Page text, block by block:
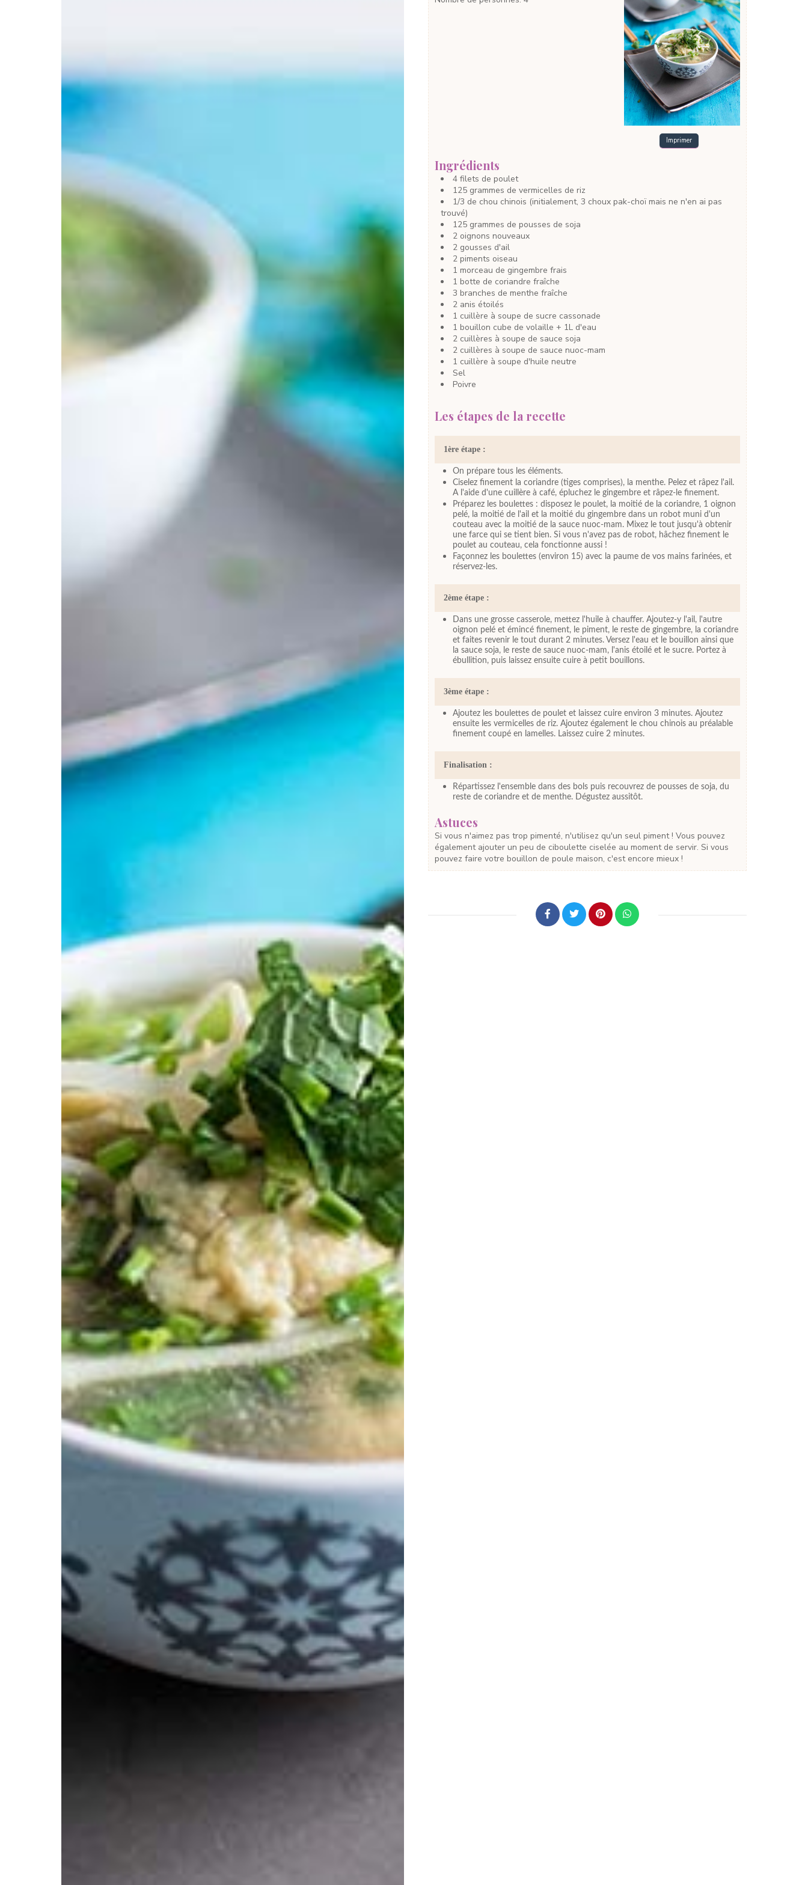
Imprimer
Ingrédients
4 filets de poulet
125 grammes de vermicelles de riz
1/3 de chou chinois (initialement, 3 choux pak-choï mais ne n'en ai pas
trouvé)
125 grammes de pousses de soja
2 oignons nouveaux
2 gousses d'ail
2 piments oiseau
1 morceau de gingembre frais
1 botte de coriandre fraîche
3 branches de menthe fraîche
2 anis étoilés
1 cuillère à soupe de sucre cassonade
1 bouillon cube de volaille + 1L d'eau
2 cuillères à soupe de sauce soja
2 cuillères à soupe de sauce nuoc-mam
1 cuillère à soupe d'huile neutre
Sel
Poivre
Les étapes de la recette
1ère étape :
On prépare tous les éléments.
Ciselez finement la coriandre (tiges comprises), la menthe. Pelez et râpez l'ail.
A l'aide d'une cuillère à café, épluchez le gingembre et râpez-le finement.
Préparez les boulettes : disposez le poulet, la moitié de la coriandre, 1 oignon
pelé, la moitié de l'ail et la moitié du gingembre dans un robot muni d'un
couteau avec la moitié de la sauce nuoc-mam. Mixez le tout jusqu'à obtenir
une farce qui se tient bien. Si vous n'avez pas de robot, hâchez finement le
poulet au couteau, cela fonctionne aussi !
Façonnez les boulettes (environ 15) avec la paume de vos mains farinées, et
réservez-les.
2ème étape :
Dans une grosse casserole, mettez l'huile à chauffer. Ajoutez-y l'ail, l'autre
oignon pelé et émincé finement, le piment, le reste de gingembre, la coriandre
et faites revenir le tout durant 2 minutes. Versez l'eau et le bouillon ainsi que
la sauce soja, le reste de sauce nuoc-mam, l'anis étoilé et le sucre. Portez à
ébullition, puis laissez ensuite cuire à petit bouillons.
3ème étape :
Ajoutez les boulettes de poulet et laissez cuire environ 3 minutes. Ajoutez
ensuite les vermicelles de riz. Ajoutez également le chou chinois au préalable
finement coupé en lamelles. Laissez cuire 2 minutes.
Finalisation :
Répartissez l'ensemble dans des bols puis recouvrez de pousses de soja, du
reste de coriandre et de menthe. Dégustez aussitôt.
Astuces
Si vous n'aimez pas trop pimenté, n'utilisez qu'un seul piment ! Vous pouvez
également ajouter un peu de ciboulette ciselée au moment de servir. Si vous
pouvez faire votre bouillon de poule maison, c'est encore mieux !